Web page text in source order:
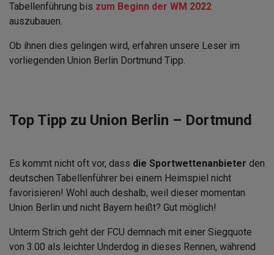
Tabellenführung bis zum Beginn der WM 2022
auszubauen.
Ob ihnen dies gelingen wird, erfahren unsere Leser im
vorliegenden Union Berlin Dortmund Tipp.
Top Tipp zu Union Berlin – Dortmund
Es kommt nicht oft vor, dass die Sportwettenanbieter den
deutschen Tabellenführer bei einem Heimspiel nicht
favorisieren! Wohl auch deshalb, weil dieser momentan
Union Berlin und nicht Bayern heißt? Gut möglich!
Unterm Strich geht der FCU demnach mit einer Siegquote
von 3.00 als leichter Underdog in dieses Rennen, während